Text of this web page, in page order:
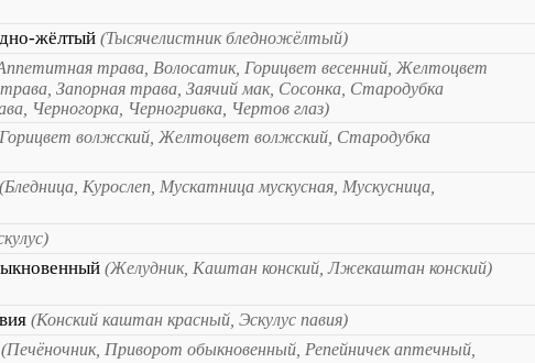
жёлтый (Тысячелистник бледножёлтый)
трава, Волосатик, Горицвет весенний, Желтоцвет
трава, Запорная трава, Заячий мак, Сосонка, Стародубка
Черногорка, Черногривка, Чертов глаз)
волжский, Желтоцвет волжский, Стародубка
(Бледница, Курослеп, Мускатница мускусная, Мускусница,
(Желудник, Каштан конский, Лжекаштан конский)
(Конский каштан красный, Эскулус павия)
(Печёночник, Приворот обыкновенный, Репейничек аптечный,